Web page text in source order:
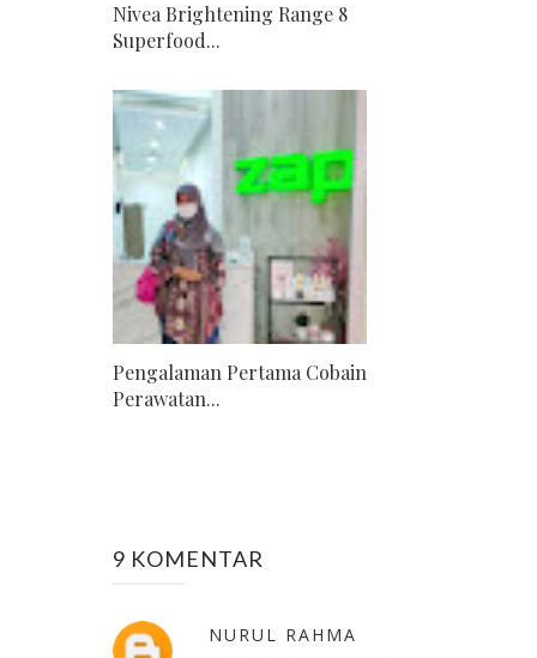
Nivea Brightening Range 8
Superfood...
Pengalaman Pertama Cobain
Perawatan...
9 KOMENTAR
NURUL RAHMA